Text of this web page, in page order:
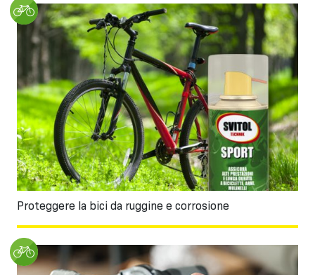
Proteggere la bici da ruggine e corrosione